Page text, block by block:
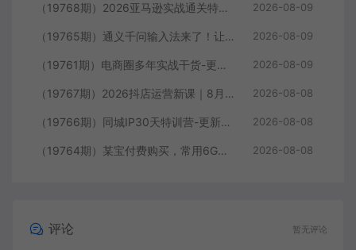
（19768期）2026亚马逊实战通关特训营-2026更新，多维选品+渐进式打法+AI应用，从0到1打造盈利店铺 2026-08-09
（19765期）通义千问输入法来了！让文字输入变得如此简单，最快 300 字/分，AI 自动润色，说话秒变工整文字 2026-08-09
（19761期）电商圈多年实战干货-更新2026：多位资深师兄实战干货/覆盖全域平台，中小卖家可复制的盈利指南 2026-08-09
（19767期）2026抖店运营新课｜8月更新｜不动销起店+商品卡爆发｜达人玩法+店群批量复制｜轻松玩转抖音小店全域流量 2026-08-08
（19766期）同城IP30天特训营-更新｜拍摄剪辑+脚本文案+引流成交，打爆本地流量提升门店业绩实操教学 2026-08-08
（19764期）某宝付费购买，常用6G音效合集！970+首宣传片背景音乐，无版权可商用大气素材，分类清晰，高质量内容 2026-08-08
评论 暂无评论